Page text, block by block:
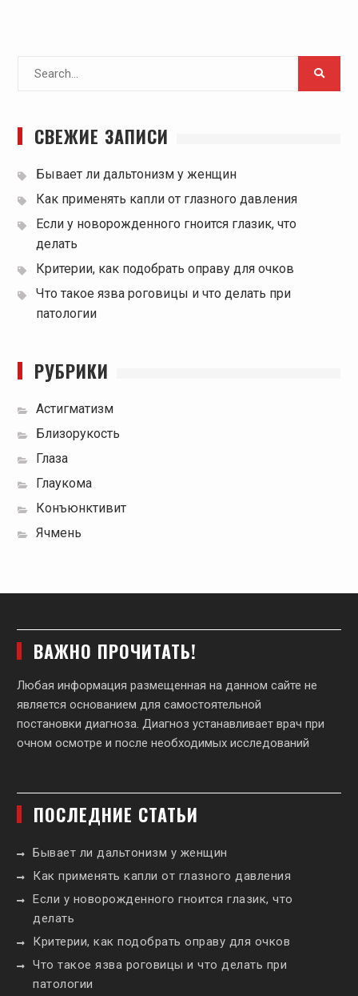
СВЕЖИЕ ЗАПИСИ
Бывает ли дальтонизм у женщин
Как применять капли от глазного давления
Если у новорожденного гноится глазик, что
делать
Критерии, как подобрать оправу для очков
Что такое язва роговицы и что делать при
патологии
РУБРИКИ
Астигматизм
Близорукость
Глаза
Глаукома
Конъюнктивит
Ячмень
ВАЖНО ПРОЧИТАТЬ!
Любая информация размещенная на данном сайте не
является основанием для самостоятельной
постановки диагноза. Диагноз устанавливает врач при
очном осмотре и после необходимых исследований
ПОСЛЕДНИЕ СТАТЬИ
Бывает ли дальтонизм у женщин
Как применять капли от глазного давления
Если у новорожденного гноится глазик, что
делать
Критерии, как подобрать оправу для очков
Что такое язва роговицы и что делать при
патологии